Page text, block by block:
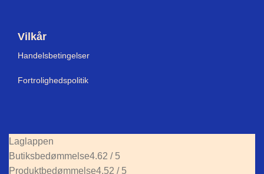
Vilkår
Handelsbetingelser
Fortrolighedspolitik
Laglappen
Butiksbedømmelse4.62 / 5
Produktbedømmelse4.52 / 5